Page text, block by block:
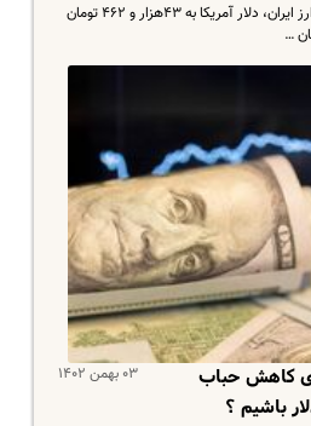
در معاملات امروز مرکز مبادله طلا و ارز ایران، دلار آمریکا به ۴۳هزار و ۴۶۲ تومان
۰۳ بهمن ۱۴۰۲
کاهش حباب
باشیم ؟